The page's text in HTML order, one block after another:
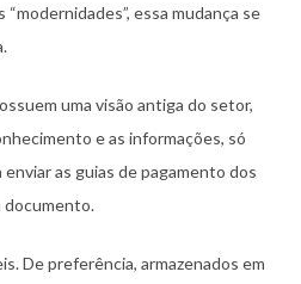
essa mudança se
uma visão antiga do setor,
e as informações, só
as guias de pagamento dos
documento.
De preferência, armazenados em